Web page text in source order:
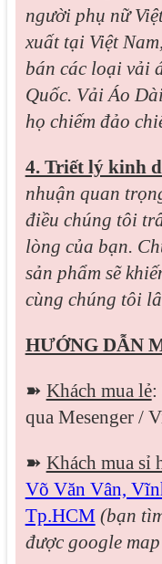
người phụ nữ
xuất tại Việt
bán các loại vải
Quốc. Vải Áo
họ chiếm đảo
4. Triết lý kinh
nhuận quan
điều chúng tôi
lòng của bạn.
sản phẩm sẽ
cùng chúng tôi
HƯỚNG DẪN
➽ Khách mua lẻ:
qua Mesenger /
➽ Khách mua sỉ
Võ Văn Vân,
Tp.HCM (bạn
được google